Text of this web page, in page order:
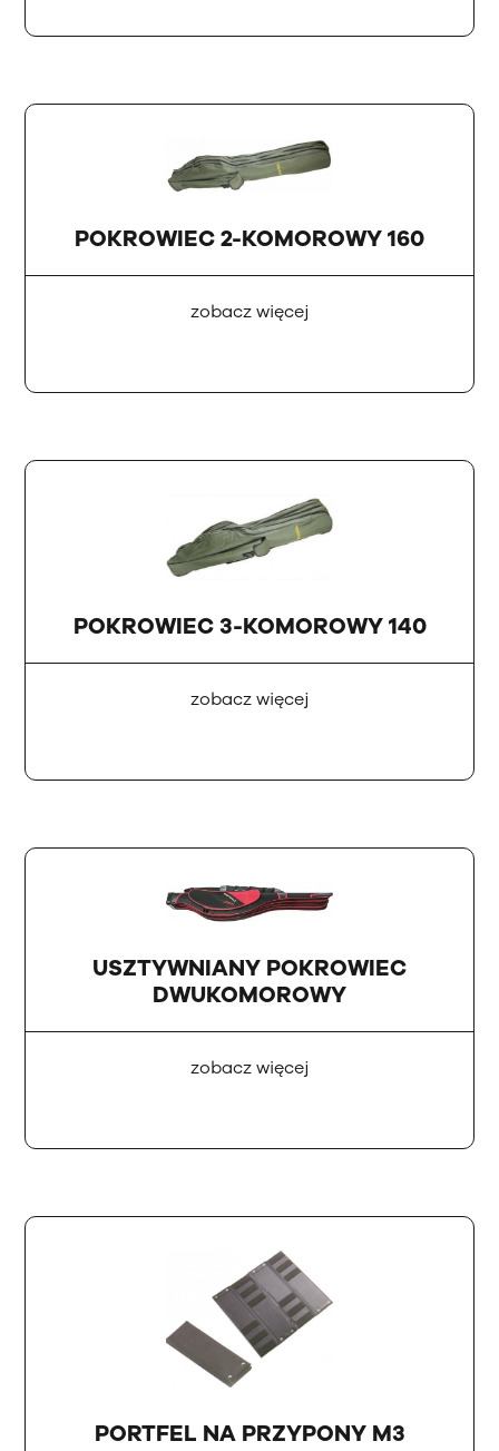
POKROWIEC 2-KOMOROWY 160
zobacz więcej
POKROWIEC 3-KOMOROWY 140
zobacz więcej
USZTYWNIANY POKROWIEC
DWUKOMOROWY
zobacz więcej
PORTFEL NA PRZYPONY M3